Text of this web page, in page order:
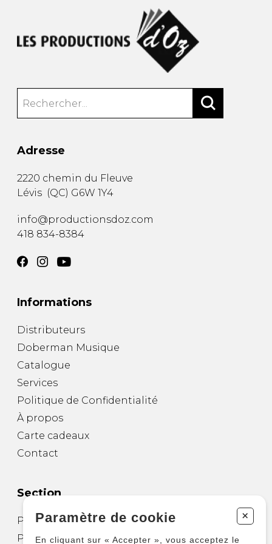
Adresse
2220 chemin du Fleuve
Lévis (QC) G6W 1Y4
info@productionsdoz.com
418 834-8384
Informations
Distributeurs
Doberman Musique
Catalogue
Services
Politique de Confidentialité
À propos
Carte cadeaux
Contact
Section
Partitions pour guitare
Partitions pour autres instruments
Paramètre de cookie +
En cliquant sur « Accepter », vous acceptez le